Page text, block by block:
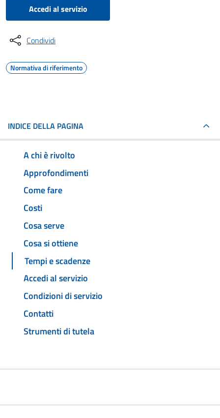
Accedi al servizio
Condividi
Normativa di riferimento
INDICE DELLA PAGINA
A chi è rivolto
Approfondimenti
Come fare
Costi
Cosa serve
Cosa si ottiene
Tempi e scadenze
Accedi al servizio
Condizioni di servizio
Contatti
Strumenti di tutela